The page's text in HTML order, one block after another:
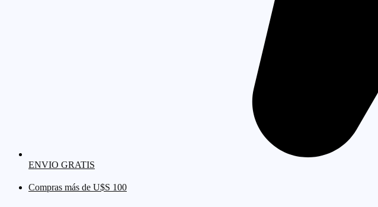
ENVIO GRATIS
Compras más de U$S 100